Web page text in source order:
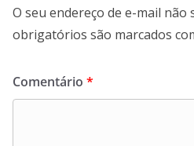
O seu endereço de e-mail não
obrigatórios são marcados
Comentário *